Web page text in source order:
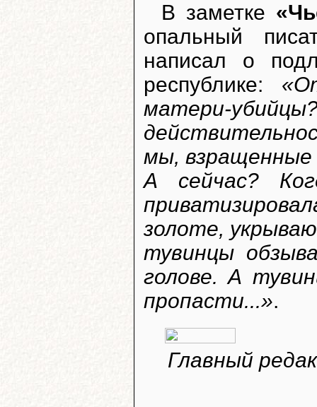
В заметке
опальный
написал о
республике:
матери-
мы, взращенные
А сейчас?
золоте,
тувинцы
голове. А
пропасти...».
Главный